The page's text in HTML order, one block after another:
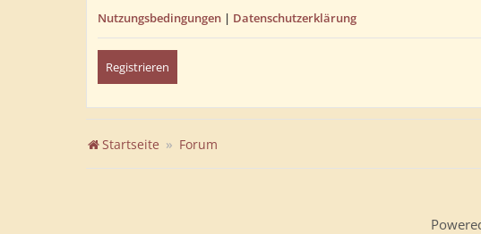
Nutzungsbedingungen | Datenschutzerklärung
Registrieren
Startseite Forum